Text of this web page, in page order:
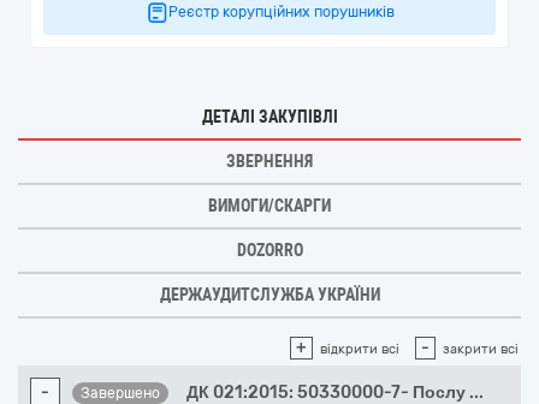
Реєстр корупційних порушників
ДЕТАЛІ ЗАКУПІВЛІ
ЗВЕРНЕННЯ
ВИМОГИ/СКАРГИ
DOZORRO
ДЕРЖАУДИТСЛУЖБА УКРАЇНИ
+ відкрити всі - закрити всі
- Завершено ДК 021:2015: 50330000-7- Послу ...